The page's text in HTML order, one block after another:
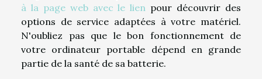
à la page web avec le lien pour découvrir des
options de service adaptées à votre matériel.
N'oubliez pas que le bon fonctionnement de
votre ordinateur portable dépend en grande
partie de la santé de sa batterie.